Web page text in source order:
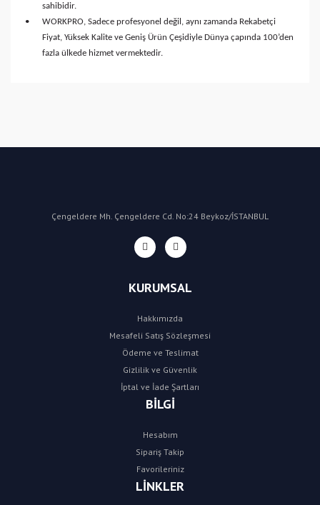
sahibidir.
•
WORKPRO, Sadece profesyonel değil, aynı zamanda Rekabetçi
Fiyat, Yüksek Kalite ve Geniş Ürün Çeşidiyle Dünya çapında 100’den
fazla ülkede hizmet vermektedir.
Çengeldere Mh. Çengeldere Cd. No:24 Beykoz/İSTANBUL
KURUMSAL
Hakkımızda
Mesafeli Satış Sözleşmesi
Ödeme ve Teslimat
Gizlilik ve Güvenlik
İptal ve İade Şartları
BİLGİ
Hesabım
Sipariş Takip
Favorileriniz
LİNKLER